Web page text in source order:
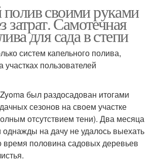
своими руками
затрат. Самотечная
для сада в степи
систем капельного полива,
пользователей
был раздосадован итогами
сезонов на своем участке
отсутствием тени). Два месяца
на дачу не удалось выехать
время половина садовых деревьев